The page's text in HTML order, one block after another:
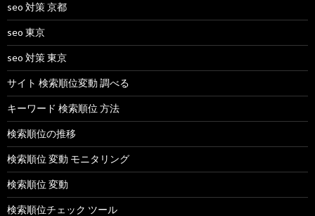
seo 対策 京都
seo 東京
seo 対策 東京
サイト 検索順位変動 調べる
キーワード 検索順位 方法
検索順位の推移
検索順位 変動 モニタリング
検索順位 変動
検索順位チェック ツール